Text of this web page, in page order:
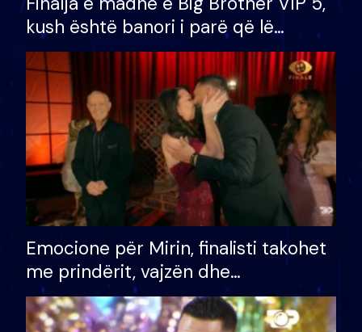
kush është banori i parë që lë
shtëpinë dhe humb mundësinë për
të fituar çmimin e madh
Emocione për Mirin, finalisti takohet
me prindërit, vajzën dhe
bashkëshorten: S’kemi ndonjë letër
divorci apo jo?